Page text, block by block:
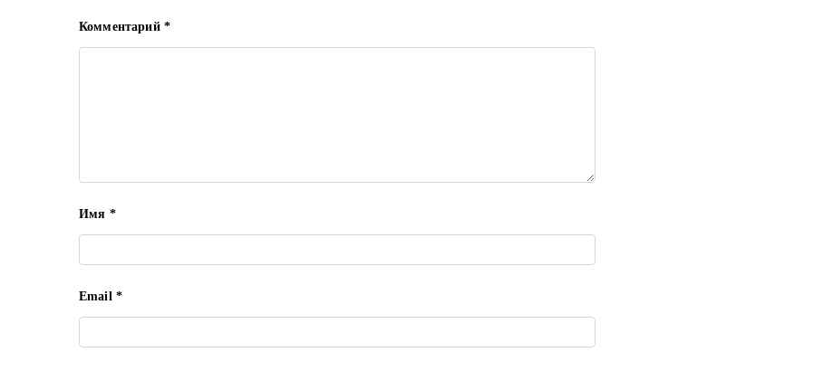
Комментарий *
Имя *
Email *